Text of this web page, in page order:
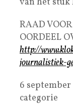
RAAD
OORDEEL
http://
journalistiek-
6
categorie